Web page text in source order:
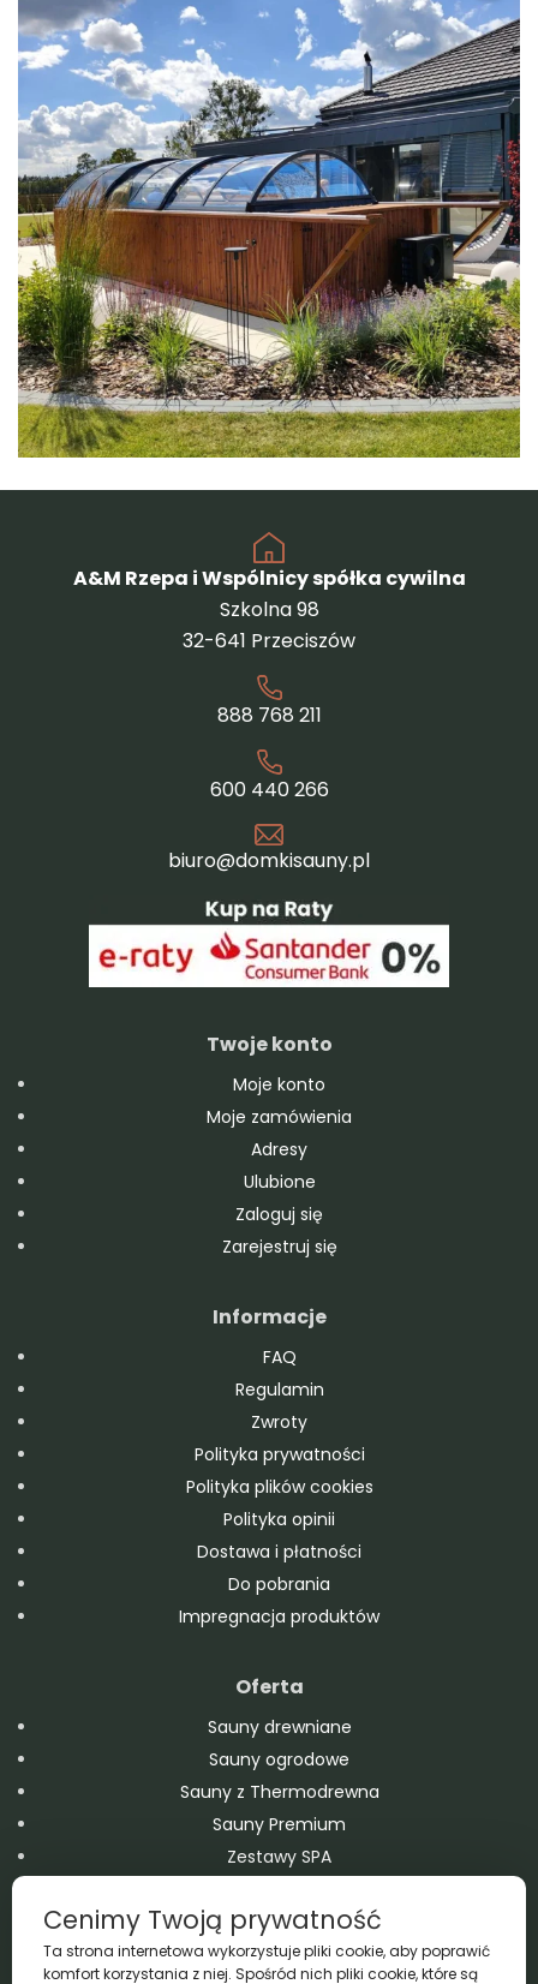
A&M Rzepa i Wspólnicy spółka cywilna
Szkolna 98
32-641 Przeciszów
888 768 211
600 440 266
biuro@domkisauny.pl
Twoje konto
Moje konto
Moje zamówienia
Adresy
Ulubione
Zaloguj się
Zarejestruj się
Informacje
FAQ
Regulamin
Zwroty
Polityka prywatności
Polityka plików cookies
Polityka opinii
Dostawa i płatności
Do pobrania
Impregnacja produktów
Oferta
Sauny drewniane
Sauny ogrodowe
Sauny z Thermodrewna
Sauny Premium
Zestawy SPA
Balie drewniane
Domki drewniane – ogrodowe i letniskowe
Cenimy Twoją prywatność
Ta strona internetowa wykorzystuje pliki cookie, aby poprawić
komfort korzystania z niej. Spośród nich pliki cookie, które są